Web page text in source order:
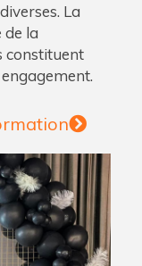
La
la
constituent